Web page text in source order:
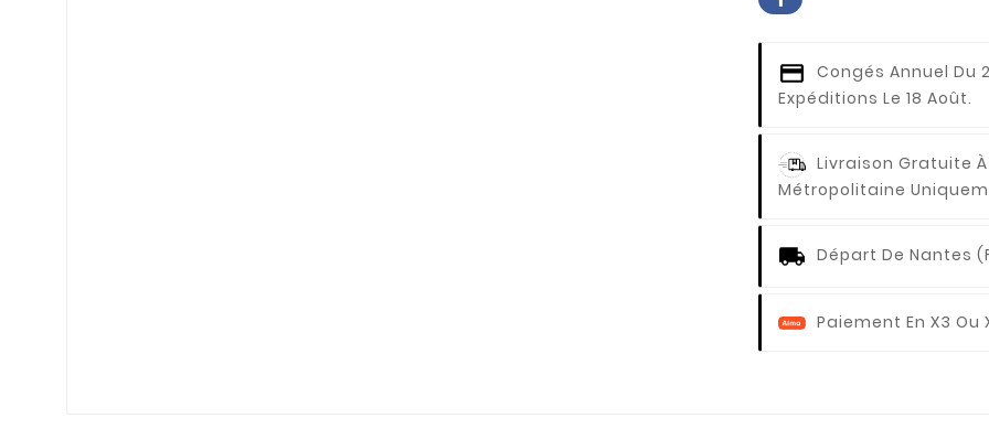
Congés Annuel Du
Expéditions Le 18 Août.
Livraison Gratuite
Métropolitaine
Départ De Nantes
Paiement En X3 Ou